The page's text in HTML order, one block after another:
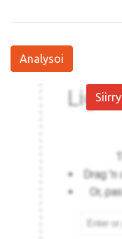
Analysoi